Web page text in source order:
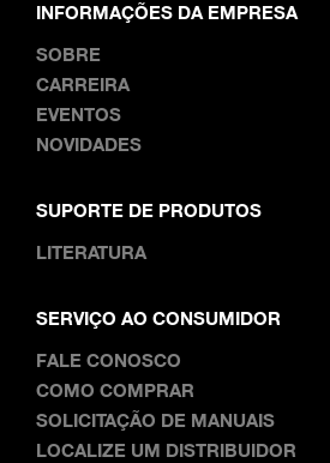
INFORMAÇÕES DA EMPRESA
SOBRE
CARREIRA
EVENTOS
NOVIDADES
SUPORTE DE PRODUTOS
LITERATURA
SERVIÇO AO CONSUMIDOR
FALE CONOSCO
COMO COMPRAR
SOLICITAÇÃO DE MANUAIS
LOCALIZE UM DISTRIBUIDOR